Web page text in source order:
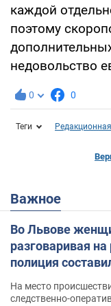
каждой
поэтому
недовольство
0 0
Теги
Важное
Во Львове
разговаривая
полиция
На место
следственно-